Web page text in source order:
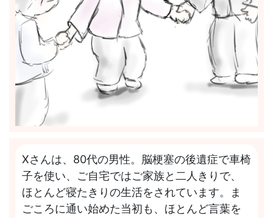
Xさんは、80代の男性。脳梗塞の後遺症で車椅
子を使い、ご自宅ではご家族と二人きりで、
ほとんど寝たきりの生活をされています。ま
ごころに通い始めた当初も、ほとんど言葉を